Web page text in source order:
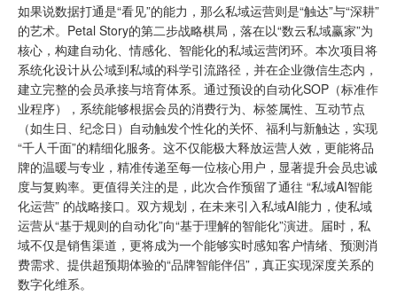
如果说数据打通是“看见”的能力，那么私域运营则是“触达”与“深耕”
的艺术。Petal Story的第二步战略棋局，落在以“数云私域赢家”为
核心，构建自动化、情感化、智能化的私域运营闭环。本次项目将
系统化设计从公域到私域的科学引流路径，并在企业微信生态内，
建立完整的会员承接与培育体系。通过预设的自动化SOP （标准作
业程序），系统能够根据会员的消费行为、标签属性、互动节点
（如生日、纪念日）自动触发个性化的关怀、福利与新触达，实现
“千人千面”的精细化服务。这不仅能极大释放运营人效，更能将品
牌的温暖与专业，精准传递至每一位核心用户，显著提升会员忠诚
度与复购率。更值得关注的是，此次合作预留了通往 “私域AI智能
化运营” 的战略接口。双方规划，在未来引入私域AI能力，使私域
运营从“基于规则的自动化”向“基于理解的智能化”演进。届时，私
域不仅是销售渠道，更将成为一个能够实时感知客户情绪、预测消
费需求、提供超预期体验的“品牌智能伴侣”，真正实现深度关系的
数字化维系。